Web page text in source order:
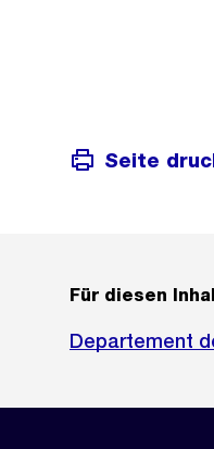
Seite
Für diesen
Departement